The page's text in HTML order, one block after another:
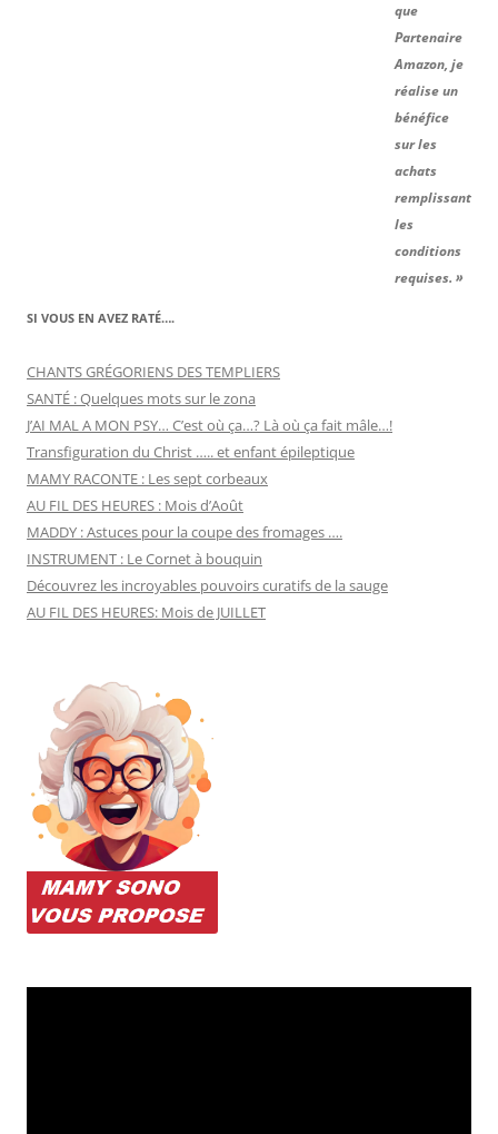
que
Partenaire
Amazon, je
réalise un
bénéfice
sur les
achats
remplissant
les
conditions
requises. »
SI VOUS EN AVEZ RATÉ….
CHANTS GRÉGORIENS DES TEMPLIERS
SANTÉ : Quelques mots sur le zona
J’AI MAL A MON PSY… C’est où ça…? Là où ça fait mâle…!
Transfiguration du Christ ….. et enfant épileptique
MAMY RACONTE : Les sept corbeaux
AU FIL DES HEURES : Mois d’Août
MADDY : Astuces pour la coupe des fromages ….
INSTRUMENT : Le Cornet à bouquin
Découvrez les incroyables pouvoirs curatifs de la sauge
AU FIL DES HEURES: Mois de JUILLET